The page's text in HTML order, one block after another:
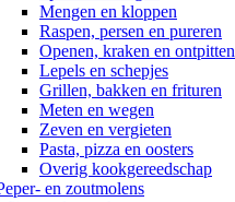
Mengen en kloppen
Raspen, persen en pureren
Openen, kraken en ontpitten
Lepels en schepjes
Grillen, bakken en frituren
Meten en wegen
Zeven en vergieten
Pasta, pizza en oosters
Overig kookgereedschap
en zoutmolens